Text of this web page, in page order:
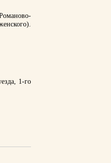
1-го